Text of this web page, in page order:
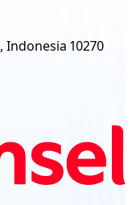
Indonesia 10270